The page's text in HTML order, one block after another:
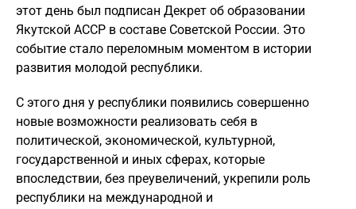
этот день был подписан Декрет об образовании
Якутской АССР в составе Советской России. Это
событие стало переломным моментом в истории
развития молодой республики.
С этого дня у республики появились совершенно
новые возможности реализовать себя в
политической, экономической, культурной,
государственной и иных сферах, которые
впоследствии, без преувеличений, укрепили роль
республики на международной и